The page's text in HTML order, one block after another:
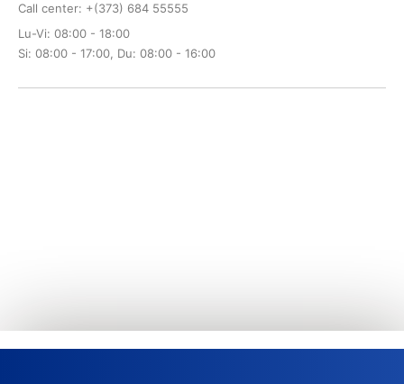
Call center: +(373) 684 55555
Lu-Vi: 08:00 - 18:00
Si: 08:00 - 17:00, Du: 08:00 - 16:00